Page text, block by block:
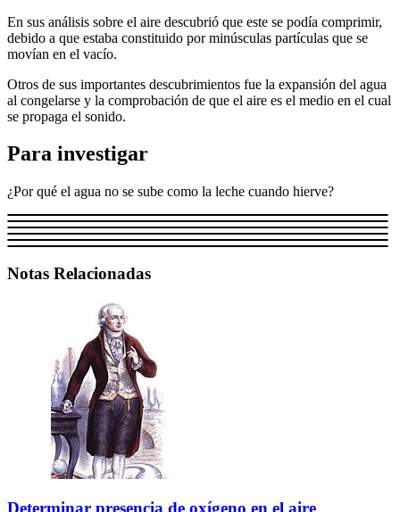
En sus análisis sobre el aire descubrió que este se podía comprimir,
debido a que estaba constituido por minúsculas partículas que se
movían en el vacío.
Otros de sus importantes descubrimientos fue la expansión del agua
al congelarse y la comprobación de que el aire es el medio en el cual
se propaga el sonido.
Para investigar
¿Por qué el agua no se sube como la leche cuando hierve?
Notas Relacionadas